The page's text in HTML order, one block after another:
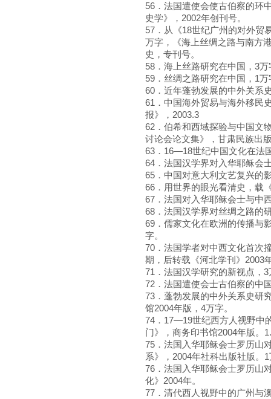
56．法国遣使会使古伯察的环
史学》，2002年创刊号。
57．从《18世纪广州的对外贸
万字，《海上丝绸之路与南方
史，专刊号。
58．海上丝路研究在中国，3
59．丝绸之路研究在中国，1
60．近年蓬勃发展的中外关系
61．中国海外贸易与海外移民
报》，2003.3
62．伯希和西域探验与中国文
讨论会论文集》，甘肃民族出
63．16—18世纪中国文化在法
64．法国汉学界对入华耶稣会
65．中国对意大利文艺复兴的
66．用世界的眼光看清史，载
67．法国对入华耶稣会士与中
68．法国汉学界对丝绸之路的
69．儒家文化在欧洲的传播与
字。
70．法国学者对中西文化首次
期，后转载《河北学刊》2003
71．法国汉学研究的新视点，
72．法国遣使会士古伯察的中
73．蓬勃发展的中外关系史研
馆2004年版，4万字。
74．17—19世纪西方人视野中
门》，商务印书馆2004年版。
75．法国入华耶稣会士罗历山
系》，2004年社科出版社版。
76．法国入华耶稣会士罗历山
化》2004年。
77．清代西人视野中的广州与